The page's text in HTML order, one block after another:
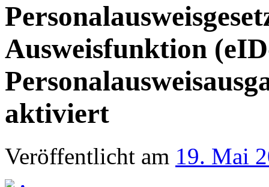
Ausweisfunktion
aktiviert
Veröffentlicht am 19. Mai